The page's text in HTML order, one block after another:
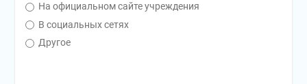
На официальном сайте учреждения
В социальных сетях
Другое